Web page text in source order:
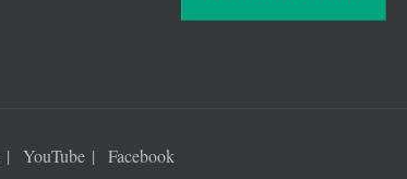
YouTube Facebook